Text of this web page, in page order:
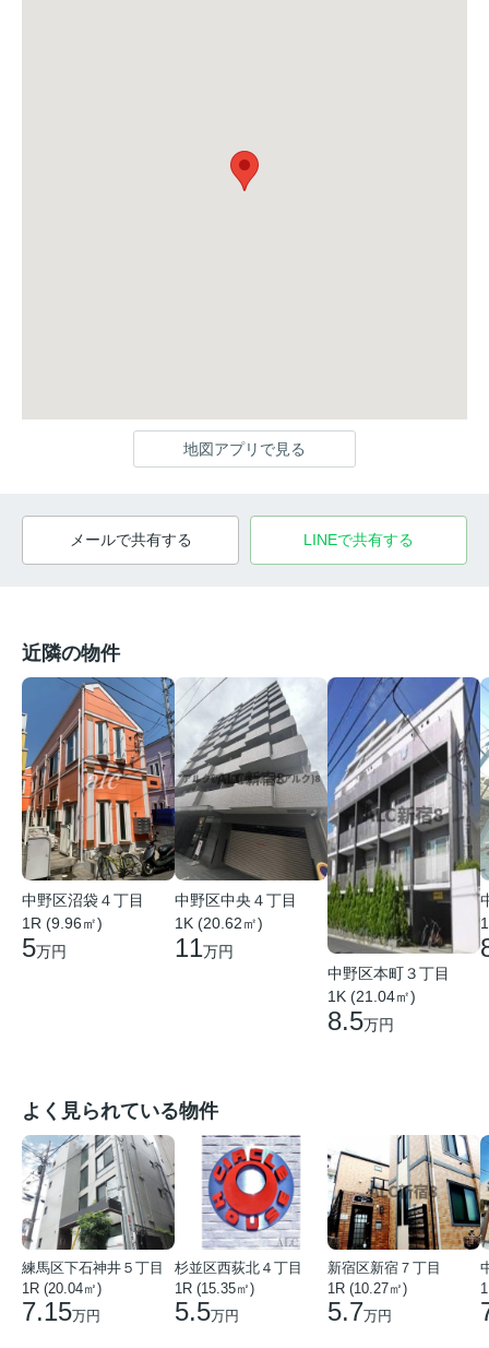
地図アプリで見る
メールで共有する LINEで共有する
近隣の物件
中野区沼袋４丁目
1R (9.96㎡)
5万円
中野区中央４丁目
1K (20.62㎡)
11万円
中野区本町３丁目
1K (21.04㎡)
8.5万円
よく見られている物件
練馬区下石神井５丁目
1R (20.04㎡)
7.15万円
杉並区西荻北４丁目
1R (15.35㎡)
5.5万円
新宿区新宿７丁目
1R (10.27㎡)
5.7万円